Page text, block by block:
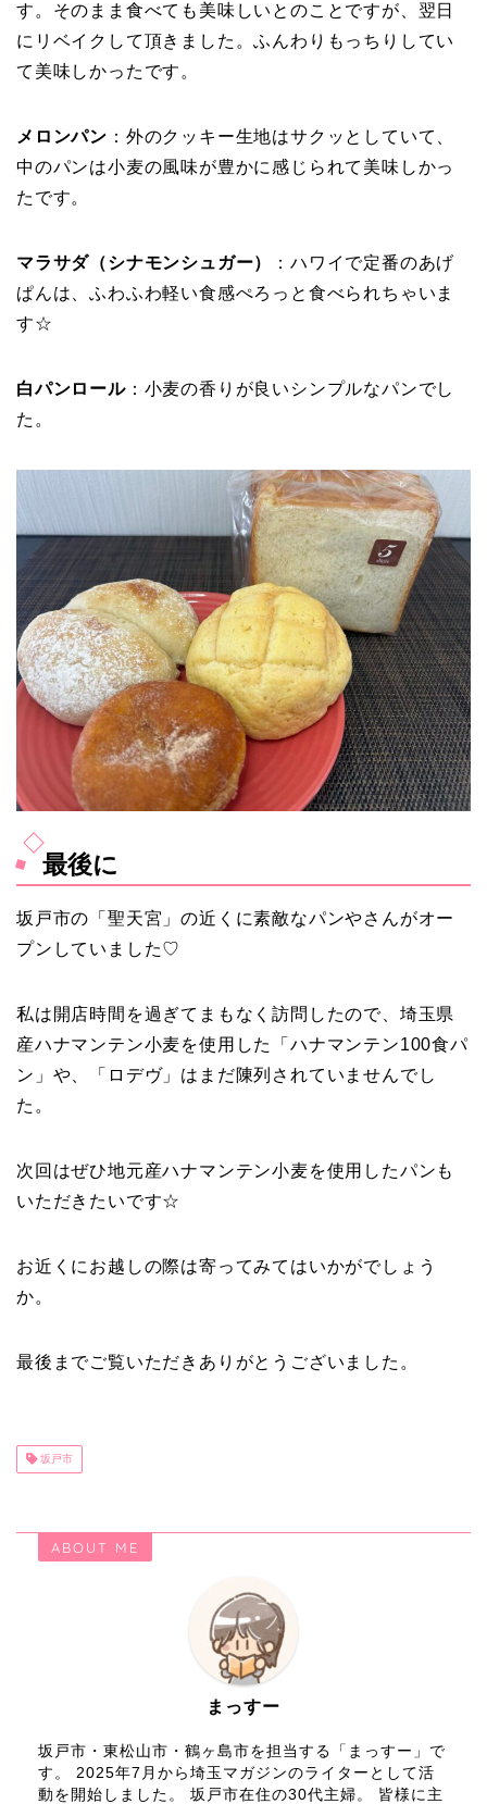
す。そのまま食べても美味しいとのことですが、翌日
にリベイクして頂きました。ふんわりもっちりしてい
て美味しかったです。
メロンパン ：外のクッキー生地はサクッとしていて、
中のパンは小麦の風味が豊かに感じられて美味しかっ
たです。
マラサダ（シナモンシュガー）
：ハワイで定番のあげ
ぱんは、ふわふわ軽い食感ぺろっと食べられちゃいま
す☆
白パンロール：小麦の香りが良いシンプルなパンでし
た。
最後に
坂戸市の「聖天宮」の近くに素敵なパンやさんがオー
プンしていました♡
私は開店時間を過ぎてまもなく訪問したので、埼玉県
産ハナマンテン小麦を使用した「ハナマンテン100食パ
ン」や、「ロデヴ」はまだ陳列されていませんでし
た。
次回はぜひ地元産ハナマンテン小麦を使用したパンも
いただきたいです☆
お近くにお越しの際は寄ってみてはいかがでしょう
か。
最後までご覧いただきありがとうございました。
坂戸市
ABOUT ME
まっすー
坂戸市・東松山市・鶴ヶ島市を担当する「まっすー」で
す。 2025年7月から埼玉マガジンのライターとして活
動を開始しました。 坂戸市在住の30代主婦。 皆様に主